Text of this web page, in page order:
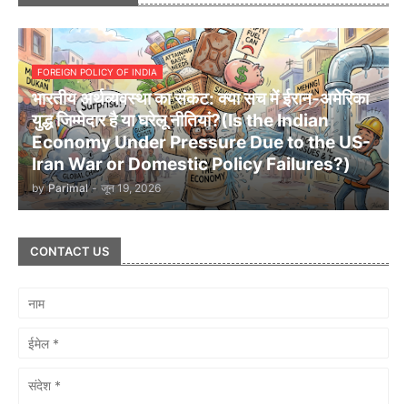
FOREIGN POLICY OF INDIA
भारतीय अर्थव्यवस्था का संकट: क्या सच में ईरान-अमेरिका
युद्ध जिम्मेदार है या घरेलू नीतियां?(Is the Indian
Economy Under Pressure Due to the US-
Iran War or Domestic Policy Failures?)
by Parimal - जून 19, 2026
CONTACT US